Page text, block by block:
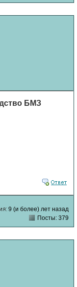
БМЗ
9 (и более) лет назад
Посты: 379